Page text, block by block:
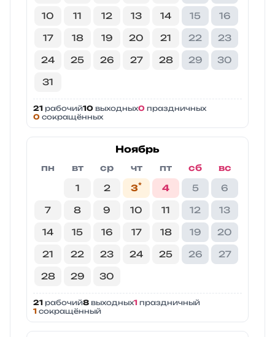
10 11 12 13 14 15 16
17 18 19 20 21 22 23
24 25 26 27 28 29 30
31
21 рабочий10 выходных0 праздничных
0 сокращённых
Ноябрь
пн вт ср чт пт сб
вс
1
2 3* 4 5 6
7 8 9 10 11 12 13
14 15 16 17 18 19 20
21 22 23 24 25 26 27
28 29 30
21 рабочий8 выходных1 праздничный
1 сокращённый